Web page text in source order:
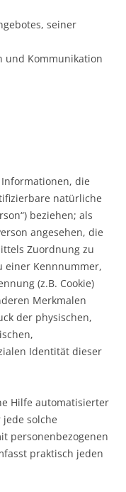
seiner
und Kommunikation
Informationen, die
natürliche
beziehen; als
angesehen, die
Zuordnung zu
einer Kennnummer,
(z.B. Cookie)
Merkmalen
der physischen,
Identität dieser
Hilfe automatisierter
solche
personenbezogenen
praktisch jeden